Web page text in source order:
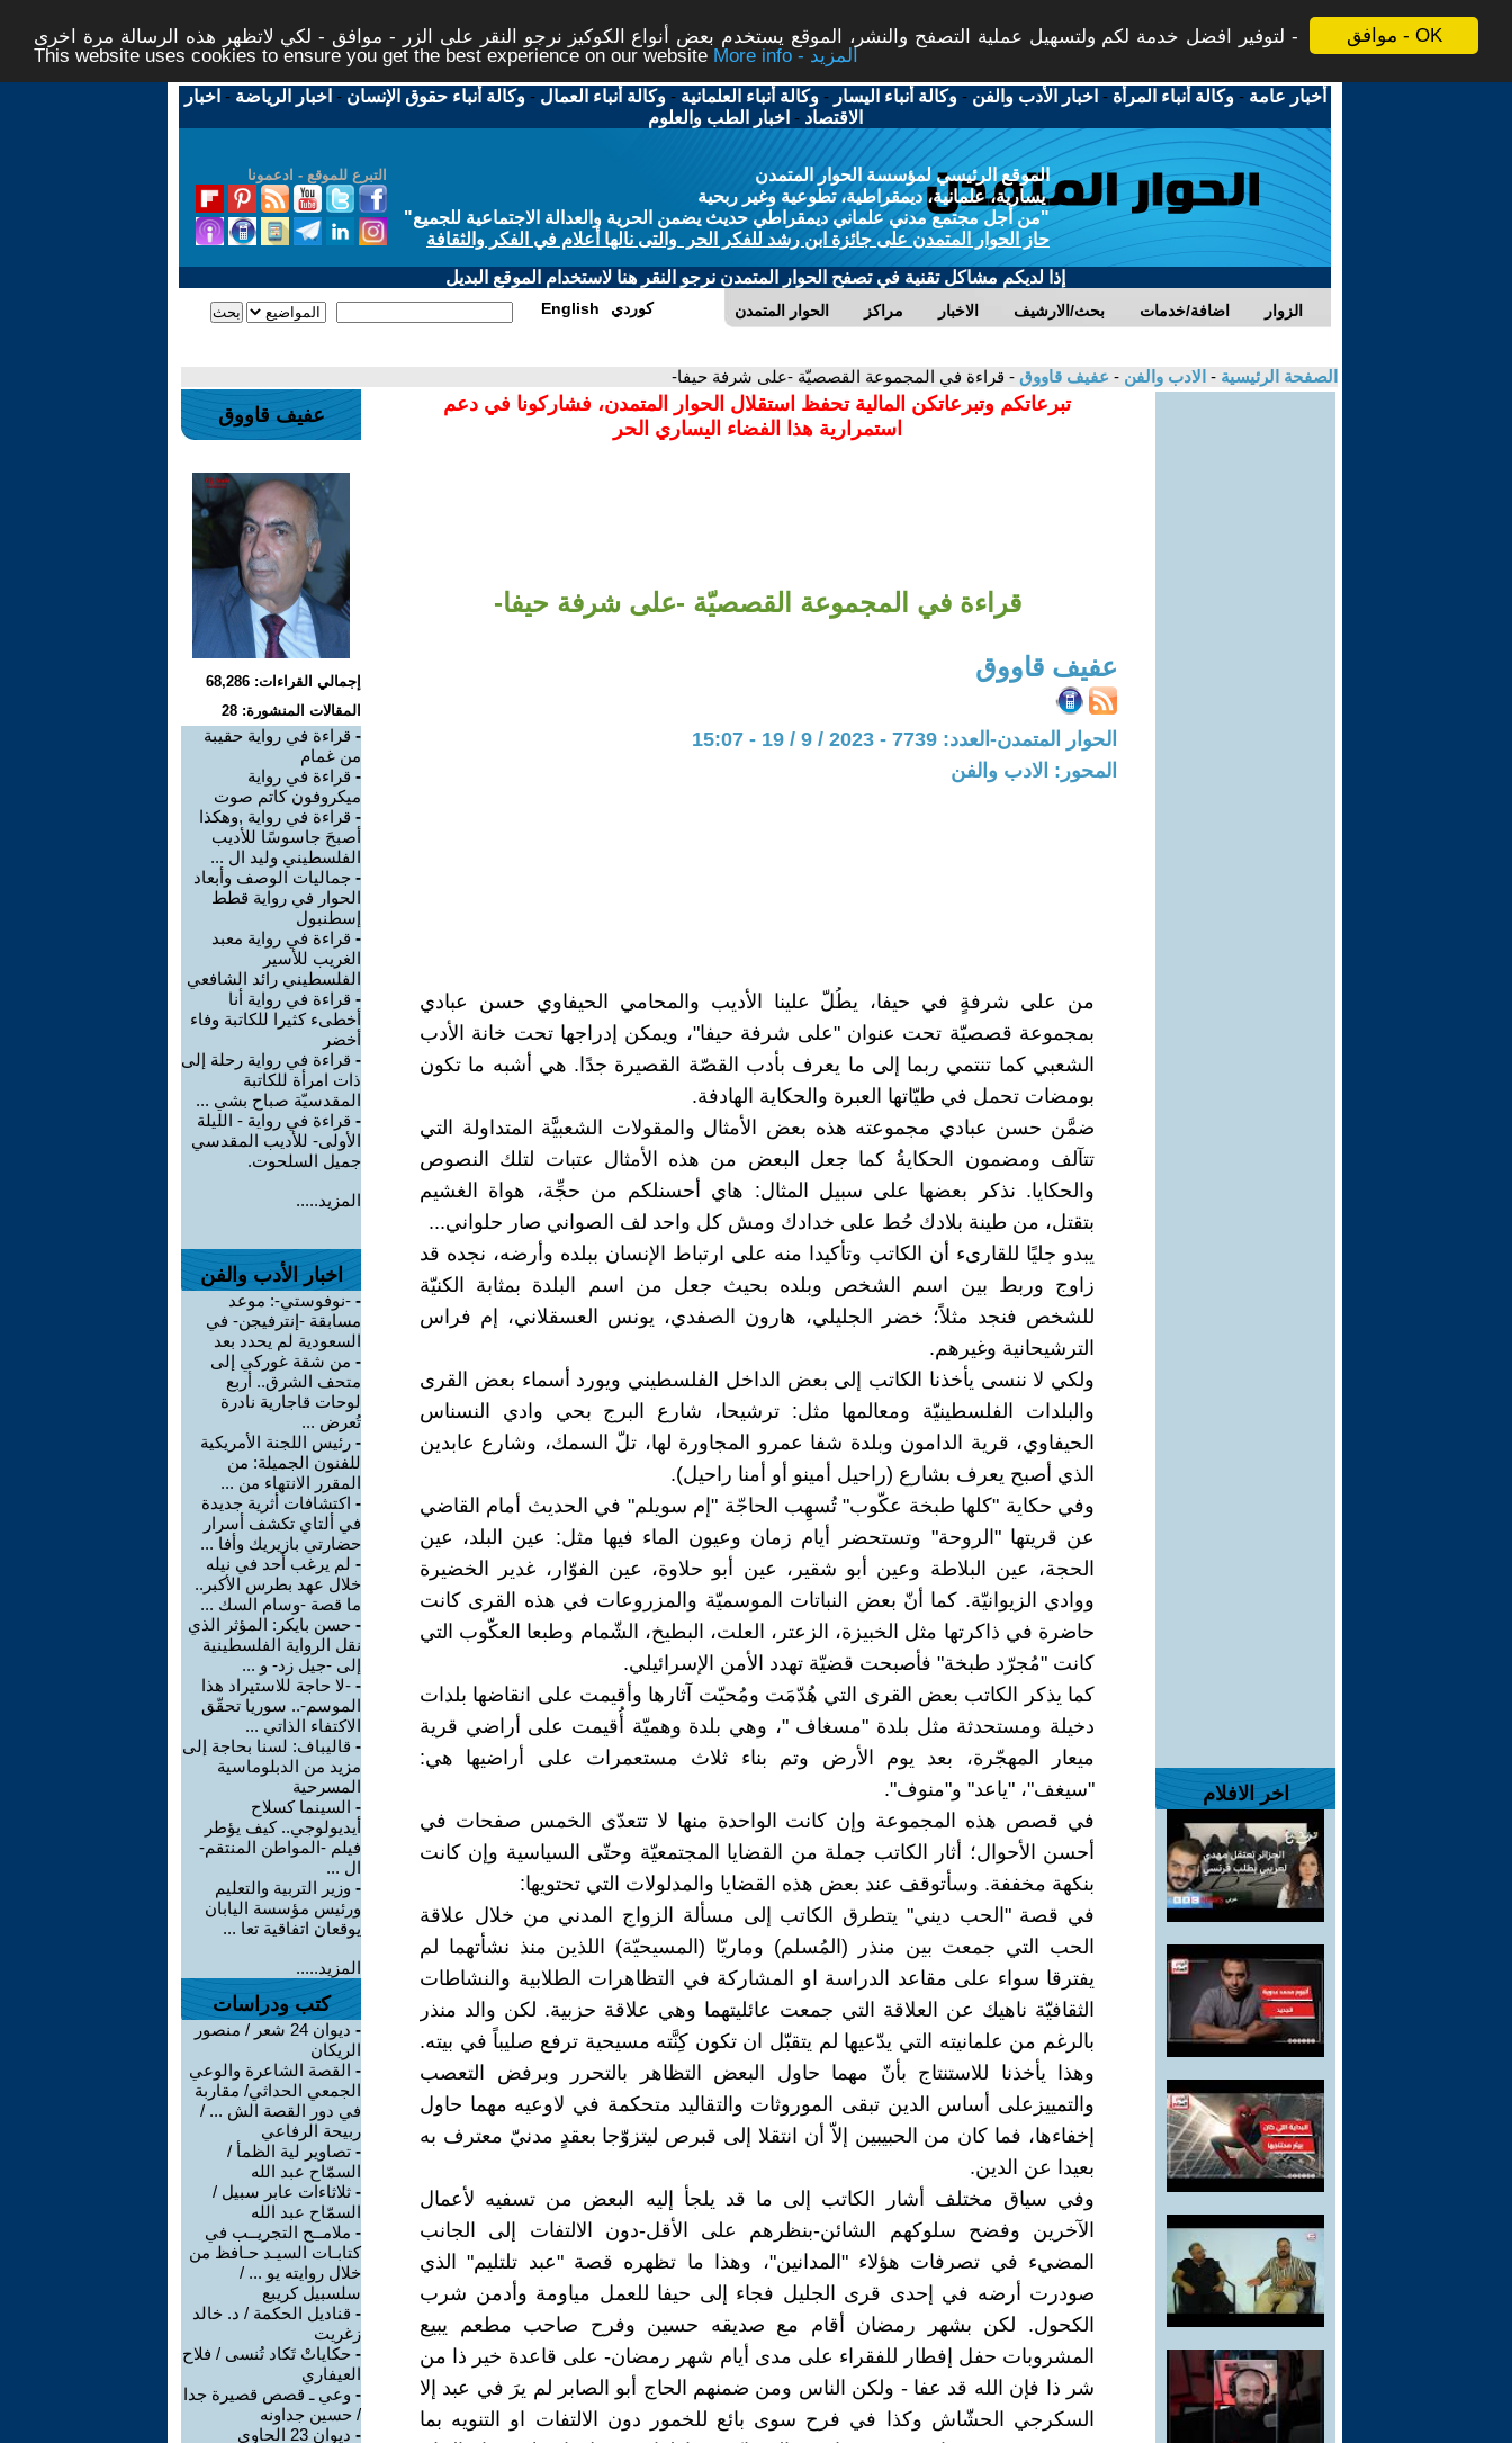
موافق - OK
لتوفير افضل خدمة لكم ولتسهيل عملية التصفح والنشر، الموقع يستخدم بعض أنواع الكوكيز نرجو النقر على الزر - موافق - لكي لاتظهر هذه الرسالة مرة اخرى -
This website uses cookies to ensure you get the best experience on our website
More info - المزيد
أخبار عامة -وكالة أنباء المرأة - اخبار الأدب والفن -وكالة أنباء اليسار -وكالة أنباء العلمانية -وكالة أنباء العمال -وكالة أنباء حقوق الإنسان - اخبار الرياضة - اخبار
الاقتصاد - اخبار الطب والعلوم
التبرع للموقع - ادعمونا
الموقع الرئيسي لمؤسسة الحوار المتمدن
يسارية، علمانية، ديمقراطية، تطوعية وغير ربحية
"من أجل مجتمع مدني علماني ديمقراطي حديث يضمن الحرية والعدالة الاجتماعية للجميع"
حاز الحوار المتمدن على جائزة ابن رشد للفكر الحر والتى نالها أعلام في الفكر والثقافة
إذا لديكم مشاكل تقنية في تصفح الحوار المتمدن نرجو النقر هنا لاستخدام الموقع البديل
الحوار المتمدن مراكز الاخبار بحث/الارشيف اضافة/خدمات الزوار English كوردي
الصفحة الرئيسية - الادب والفن - عفيف قاووق - قراءة في المجموعة القصصيّة -على شرفة حيفا-
اخر الافلام
تبرعاتكم وتبرعاتكن المالية تحفظ استقلال الحوار المتمدن، فشاركونا في دعم
استمرارية هذا الفضاء اليساري الحر
قراءة في المجموعة القصصيّة -على شرفة حيفا-
عفيف قاووق
الحوار المتمدن-العدد: 7739 - 2023 / 9 / 19 - 15:07
المحور: الادب والفن
من على شرفةٍ في حيفا، يطُلّ علينا الأديب والمحامي الحيفاوي حسن عبادي
بمجموعة قصصيّة تحت عنوان "على شرفة حيفا"، ويمكن إدراجها تحت خانة الأدب
الشعبي كما تنتمي ربما إلى ما يعرف بأدب القصّة القصيرة جدًا. هي أشبه ما تكون
بومضات تحمل في طيّاتها العبرة والحكاية الهادفة.
ضمَّن حسن عبادي مجموعته هذه بعض الأمثال والمقولات الشعبيَّة المتداولة التي
تتآلف ومضمون الحكايةُ كما جعل البعض من هذه الأمثال عتبات لتلك النصوص
والحكايا. نذكر بعضها على سبيل المثال: هاي أحسنلكم من حجِّة، هواة الغشيم
بتقتل، من طينة بلادك حُط على خدادك ومش كل واحد لف الصواني صار حلواني...
يبدو جليًا للقارىء أن الكاتب وتأكيدا منه على ارتباط الإنسان ببلده وأرضه، نجده قد
زاوج وربط بين اسم الشخص وبلده بحيث جعل من اسم البلدة بمثابة الكنيّة
للشخص فنجد مثلاً؛ خضر الجليلي، هارون الصفدي، يونس العسقلاني، إم فراس
الترشيحانية وغيرهم.
ولكي لا ننسى يأخذنا الكاتب إلى بعض الداخل الفلسطيني ويورد أسماء بعض القرى
والبلدات الفلسطينيّة ومعالمها مثل: ترشيحا، شارع البرج بحي وادي النسناس
الحيفاوي، قرية الدامون وبلدة شفا عمرو المجاورة لها، تلّ السمك، وشارع عابدين
الذي أصبح يعرف بشارع (راحيل أمينو أو أمنا راحيل).
وفي حكاية "كلها طبخة عكّوب" تُسهِب الحاجّة "إم سويلم" في الحديث أمام القاضي
عن قريتها "الروحة" وتستحضر أيام زمان وعيون الماء فيها مثل: عين البلد، عين
الحجة، عين البلاطة وعين أبو شقير، عين أبو حلاوة، عين الفوّار، غدير الخضيرة
ووادي الزيوانيّة. كما أنّ بعض النباتات الموسميّة والمزروعات في هذه القرى كانت
حاضرة في ذاكرتها مثل الخبيزة، الزعتر، العلت، البطيخ، الشّمام وطبعا العكّوب التي
كانت "مُجرّد طبخة" فأصبحت قضيّة تهدد الأمن الإسرائيلي.
كما يذكر الكاتب بعض القرى التي هُدّمَت ومُحيّت آثارها وأقيمت على انقاضها بلدات
دخيلة ومستحدثة مثل بلدة "مسغاف "، وهي بلدة وهميّة أُقيمت على أراضي قرية
ميعار المهجّرة، بعد يوم الأرض وتم بناء ثلاث مستعمرات على أراضيها هي:
"سيغف"، "ياعد" و"منوف".
في قصص هذه المجموعة وإن كانت الواحدة منها لا تتعدّى الخمس صفحات في
أحسن الأحوال؛ أثار الكاتب جملة من القضايا المجتمعيّة وحتّى السياسية وإن كانت
بنكهة مخففة. وسأتوقف عند بعض هذه القضايا والمدلولات التي تحتويها:
في قصة "الحب ديني" يتطرق الكاتب إلى مسألة الزواج المدني من خلال علاقة
الحب التي جمعت بين منذر (المُسلم) وماريّا (المسيحيّة) اللذين منذ نشأتهما لم
يفترقا سواء على مقاعد الدراسة او المشاركة في التظاهرات الطلابية والنشاطات
الثقافيّة ناهيك عن العلاقة التي جمعت عائليتهما وهي علاقة حزبية. لكن والد منذر
بالرغم من علمانيته التي يدّعيها لم يتقبّل ان تكون كِنَّته مسيحية ترفع صليباً في بيته.
وهذا يأخذنا للاستنتاج بأنّ مهما حاول البعض التظاهر بالتحرر وبرفض التعصب
والتمييزعلى أساس الدين تبقى الموروثات والتقاليد متحكمة في لاوعيه مهما حاول
إخفاءها، فما كان من الحبيبين إلاّ أن انتقلا إلى قبرص ليتزوّجا بعقدٍ مدنيّ معترف به
بعيدا عن الدين.
وفي سياق مختلف أشار الكاتب إلى ما قد يلجأ إليه البعض من تسفيه لأعمال
الآخرين وفضح سلوكهم الشائن-بنظرهم على الأقل-دون الالتفات إلى الجانب
المضيء في تصرفات هؤلاء "المدانين"، وهذا ما تظهره قصة "عبد تلتليم" الذي
صودرت أرضه في إحدى قرى الجليل فجاء إلى حيفا للعمل مياومة وأدمن شرب
الكحول. لكن بشهر رمضان أقام مع صديقه حسين وفرح صاحب مطعم يبيع
المشروبات حفل إفطار للفقراء على مدى أيام شهر رمضان- على قاعدة خير ذا من
شر ذا فإن الله قد عفا - ولكن الناس ومن ضمنهم الحاج أبو الصابر لم يرَ في عبد إلا
السكرجي الحشّاش وكذا في فرح سوى بائع للخمور دون الالتفات او التنويه بما
عفيف قاووق
إجمالي القراءات: 68,286
المقالات المنشورة: 28
- قراءة في رواية حقيبة
من غمام
- قراءة في رواية
ميكروفون كاتم صوت
- قراءة في رواية ,وهكذا
أصبحَ جاسوسًا للأديب
الفلسطيني وليد ال ...
- جماليات الوصف وأبعاد
الحوار في رواية قطط
إسطنبول
- قراءة في رواية معبد
الغريب للأسير
الفلسطيني رائد الشافعي
- قراءة في رواية أنا
أخطىء كثيرا للكاتبة وفاء
أخضر
- قراءة في رواية رحلة إلى
ذات امرأة للكاتبة
المقدسيّة صباح بشي ...
- قراءة في رواية - الليلة
الأولى- للأديب المقدسي
جميل السلحوت.
المزيد.....
اخبار الأدب والفن
- -نوفوستي-: موعد
مسابقة -إنترفيجن- في
السعودية لم يحدد بعد
- من شقة غوركي إلى
متحف الشرق.. أربع
لوحات قاجارية نادرة
تُعرض ...
- رئيس اللجنة الأمريكية
للفنون الجميلة: من
المقرر الانتهاء من ...
- اكتشافات أثرية جديدة
في ألتاي تكشف أسرار
حضارتي بازيريك وأفا ...
- لم يرغب أحد في نيله
خلال عهد بطرس الأكبر..
ما قصة -وسام السك ...
- حسن بايكر: المؤثر الذي
نقل الرواية الفلسطينية
إلى -جيل زد- و ...
- -لا حاجة للاستيراد هذا
الموسم-.. سوريا تحقّق
الاكتفاء الذاتي ...
- قاليباف: لسنا بحاجة إلى
مزيد من الدبلوماسية
المسرحية
- السينما كسلاح
أيديولوجي.. كيف يؤطر
فيلم -المواطن المنتقم-
ال ...
- وزير التربية والتعليم
ورئيس مؤسسة اليابان
يوقعان اتفاقية تعا ...
المزيد.....
كتب ودراسات
-
ديوان 24 شعر / منصور
الريكان
- القصة الشاعرة والوعي
الجمعي الحداثي/ مقاربة
في دور القصة الش ... /
ربيحة الرفاعي
- تصاوير لية الظمأ /
السمّاح عبد الله
- ثلاثاءات عابر سبيل /
السمّاح عبد الله
- ملامــح التجريــب في
كتابـات السيـد حـافظ من
خلال روايته يو ... /
سلسبيل كريبع
- قناديل الحكمة / د. خالد
زغريت
- حكاياتْ تَكاد تُنسى / فلاح
العيفاري
- وعي ـ قصص قصيرة جدا
/ حسين جداونه
-
ديوان 23 الحاوي